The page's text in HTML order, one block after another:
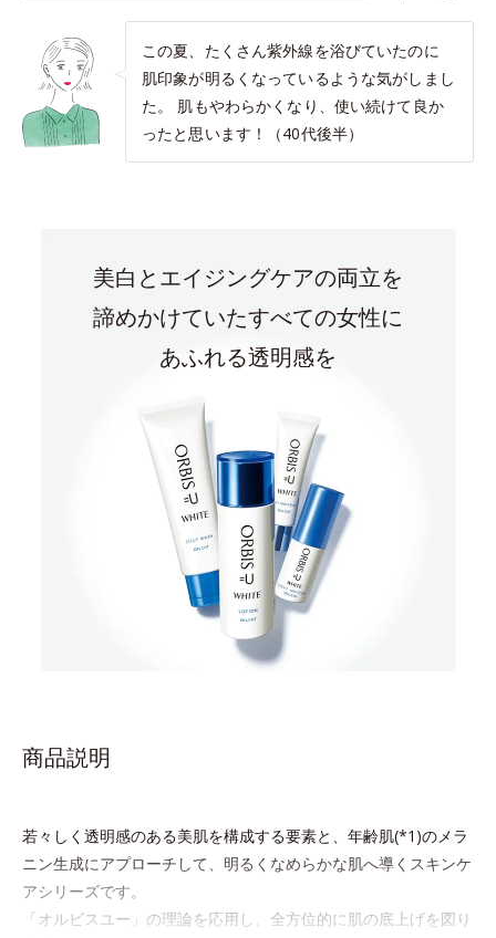
この夏、たくさん紫外線を浴びていたのに
肌印象が明るくなっているような気がしまし
た。 肌もやわらかくなり、使い続けて良か
ったと思います！（40代後半）
美白とエイジングケアの両立を
諦めかけていたすべての女性に
あふれる透明感を
商品説明
若々しく透明感のある美肌を構成する要素と、年齢肌(*1)のメラ
ニン生成にアプローチして、明るくなめらかな肌へ導くスキンケ
アシリーズです。
「オルビスユー」の理論を応用し、全方位的に肌の底上げを図り